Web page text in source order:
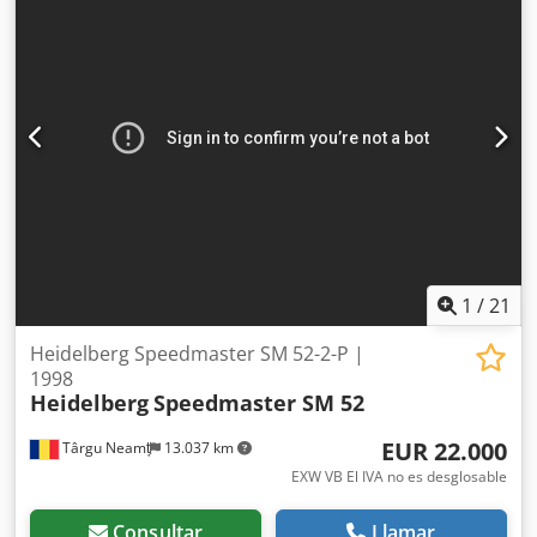
1 /21
Târgu Neamț 13.037 km
Heidelberg Speedmaster SM 52-2-P |
1998
HeidelbergSpeedmaster SM 52
EUR 22.000
EXW VB El IVA no es desglosable